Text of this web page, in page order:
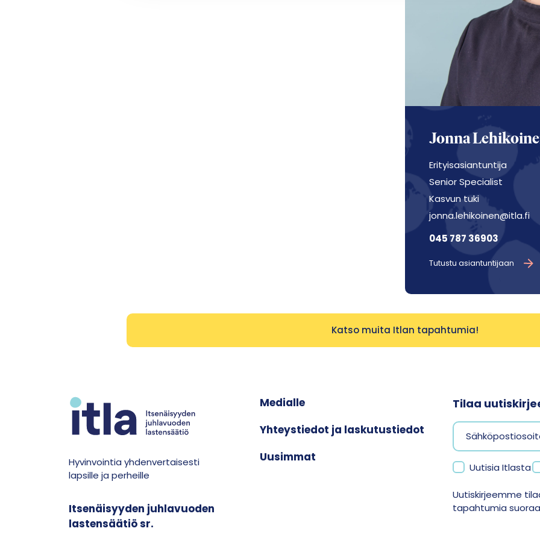
Jonna
Erityisasiantuntija
Senior Specialist
Kasvun tuki
jonna.lehikoinen@itla.fi
045 787 36903
Tutustu asiantuntijaan
Katso muita Itlan tapahtumia!
Hyvinvointia yhdenvertaisesti
lapsille ja perheille
Itsenäisyyden juhlavuoden
lastensäätiö sr.
Medialle
Yhteystiedot ja laskutustiedot
Uusimmat
Tilaa
Uutisia Itlasta
Uutiskirjeemme
tapahtumia